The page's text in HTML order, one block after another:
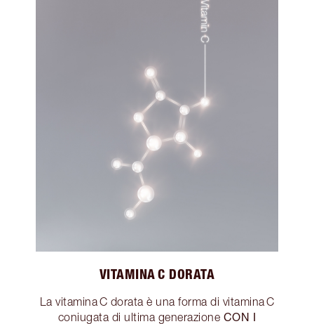
VITAMINA C DORATA
La vitamina C dorata è una forma di vitamina C
coniugata di ultima generazione CON I